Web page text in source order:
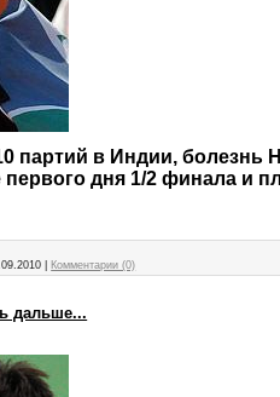
партий в Индии, болезнь
дня 1/2 финала и
Комментарии (0)
дальше...